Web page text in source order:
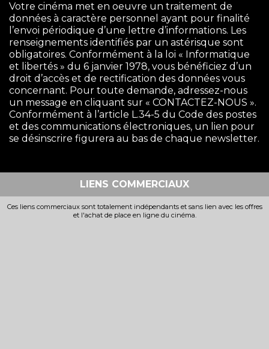
Votre cinéma met en oeuvre un traitement de
données à caractère personnel ayant pour finalité
l’envoi périodique d’une lettre d’informations. Les
renseignements identifiés par un astérisque sont
obligatoires. Conformément à la loi « Informatique
et libertés » du 6 janvier 1978, vous bénéficiez d’un
droit d’accès et de rectification des données vous
concernant. Pour toute demande, adressez-nous
un message en cliquant sur « CONTACTEZ-NOUS ».
Conformément à l’article L.34-5 du Code des postes
et des communications électroniques, un lien pour
se désinscrire figurera au bas de chaque newsletter.
LIENS COMMERCIAUX
Ces liens commerciaux sont totalement indépendants et sans lien avec les offres
et l'achat de place en ligne du cinéma.